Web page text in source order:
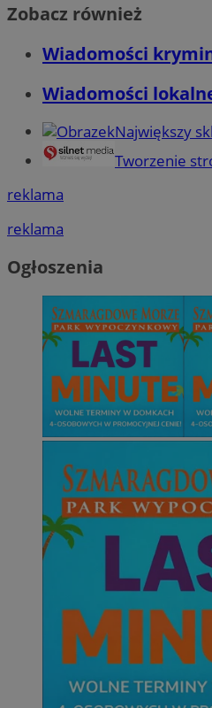
Zobacz również
Wiadomości
Wiadomości
Największy
Tworzenie
reklama
reklama
Ogłoszenia